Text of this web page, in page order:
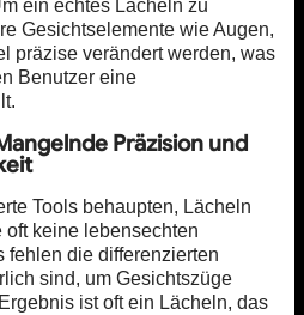
ein echtes Lächeln zu
Gesichtselemente wie Augen,
präzise verändert werden, was
Benutzer eine
Präzision und
Tools behaupten, Lächeln
keine lebensechten
fehlen die differenzierten
sind, um Gesichtszüge
ist oft ein Lächeln, das